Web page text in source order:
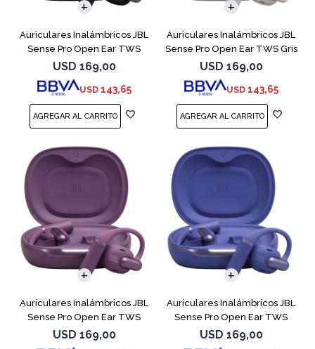
Auriculares Inalámbricos JBL
Sense Pro Open Ear TWS
Negro
USD 169,00
USD 143,65
Auriculares Inalámbricos JBL
Sense Pro Open Ear TWS Gris
USD 169,00
USD 143,65
Auriculares Inalámbricos JBL
Sense Pro Open Ear TWS
Purple
USD 169,00
Auriculares Inalámbricos JBL
Sense Pro Open Ear TWS
Azul
USD 169,00